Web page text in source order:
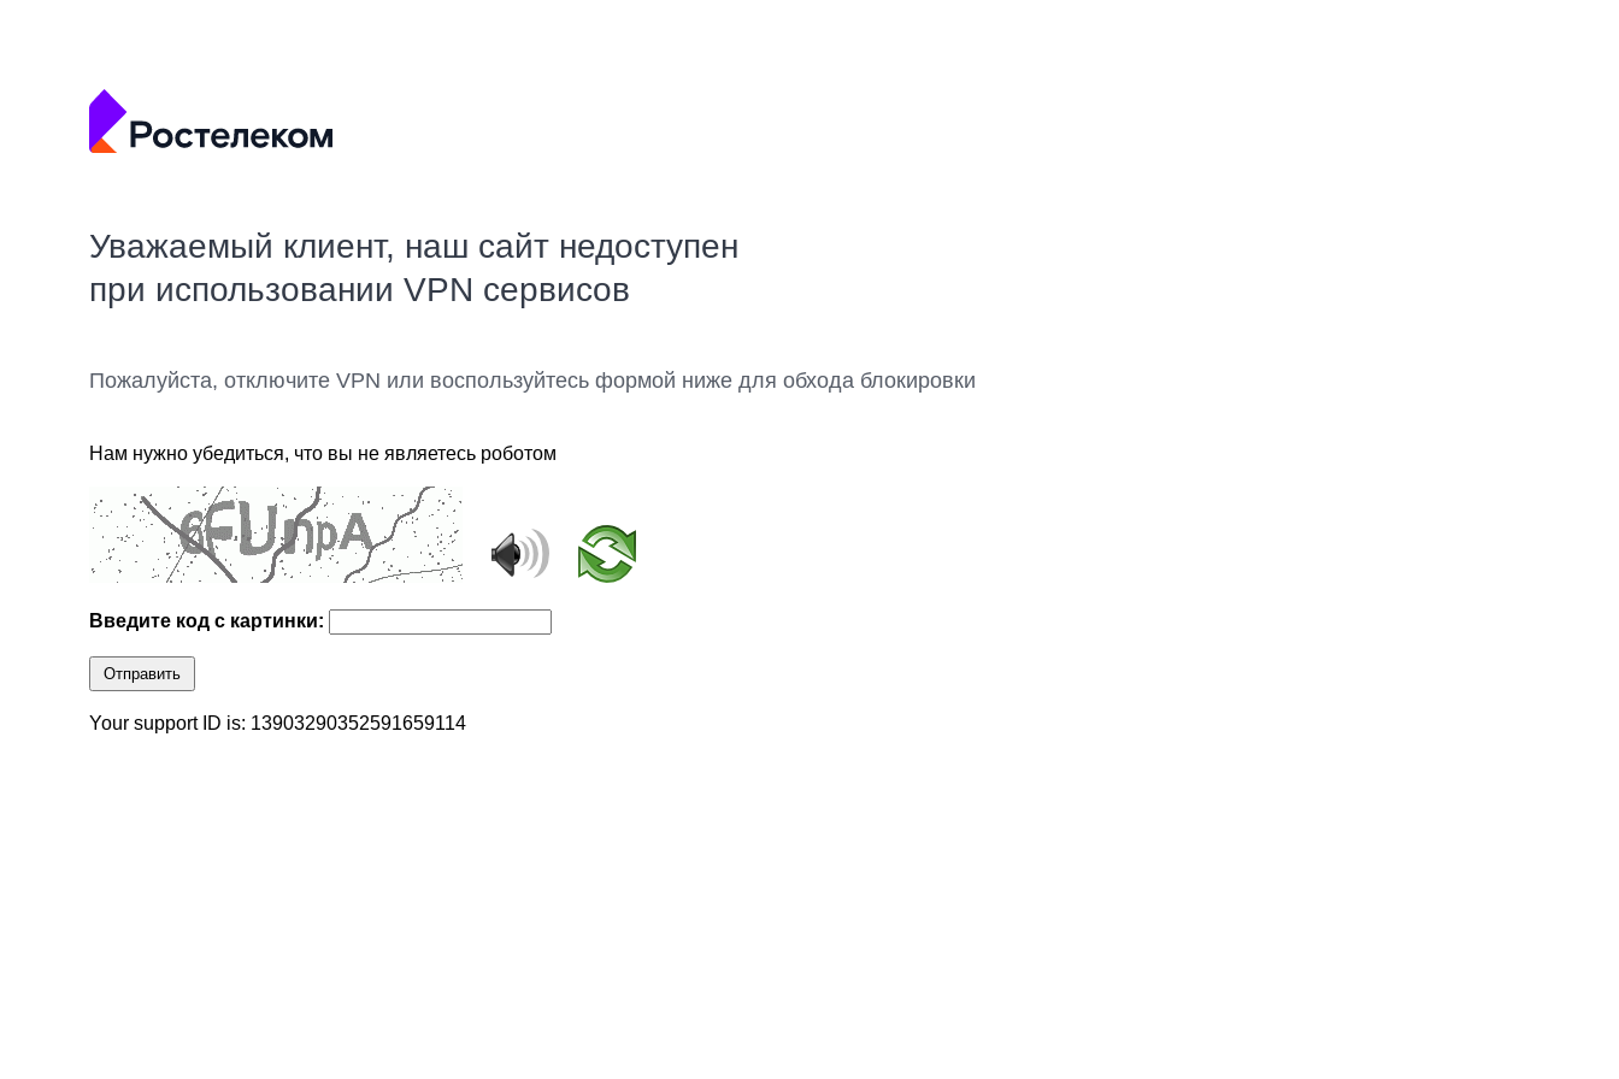
Уважаемый клиент, наш сайт недоступен
при использовании VPN сервисов
Пожалуйста, отключите VPN или воспользуйтесь формой ниже для обхода блокировки
Нам нужно убедиться, что вы не являетесь роботом
Введите код с картинки:
Отправить
Your support ID is: 13903290352591659114